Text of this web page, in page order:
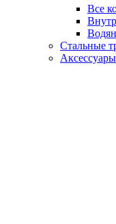
Все
Стальные
Аксессуары